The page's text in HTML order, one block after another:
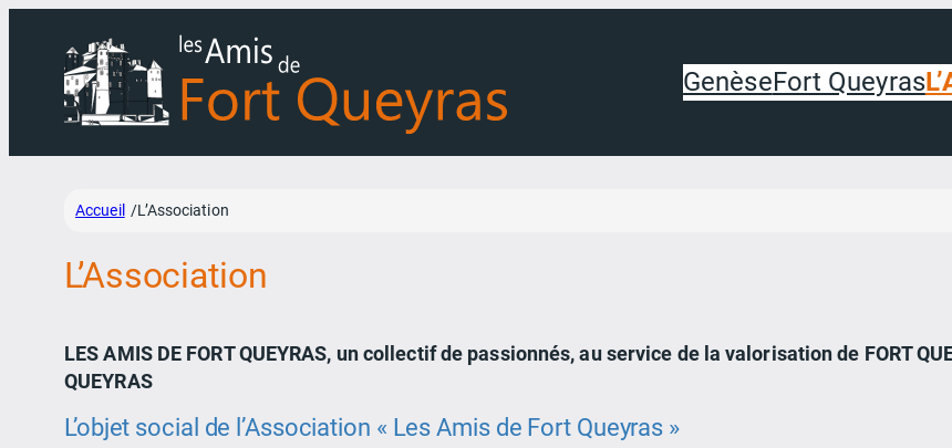
contenu
GenèseFort Queyras
Accueil /L’Association
L’Association
LES AMIS DE FORT QUEYRAS, un collectif de passionnés, au service de la valorisation de FORT
QUEYRAS
L’objet social de l’Association « Les Amis de Fort Queyras »